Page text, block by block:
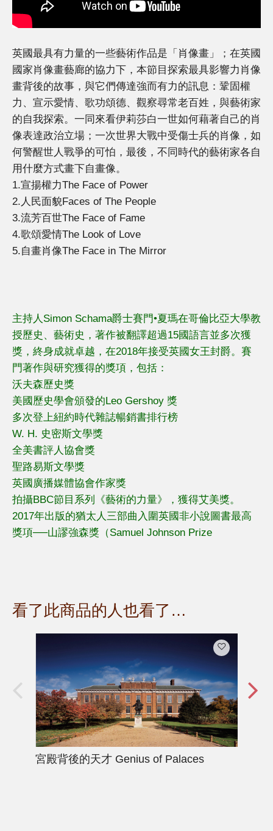
英國最具有力量的一些藝術作品是「肖像畫」；在英國
國家肖像畫藝廊的協力下，本節目探索最具影響力肖像
畫背後的故事，與它們傳達強而有力的訊息：鞏固權
力、宣示愛情、歌功頌德、觀察尋常老百姓，與藝術家
的自我探索。一同來看伊莉莎白一世如何藉著自己的肖
像表達政治立場；一次世界大戰中受傷士兵的肖像，如
何警醒世人戰爭的可怕，最後，不同時代的藝術家各自
用什麼方式畫下自畫像。
1.宣揚權力The Face of Power
2.人民面貌Faces of The People
3.流芳百世The Face of Fame
4.歌頌愛情The Look of Love
5.自畫肖像The Face in The Mirror
主持人Simon Schama爵士賽門•夏瑪在哥倫比亞大學教
授歷史、藝術史，著作被翻譯超過15國語言並多次獲
獎，終身成就卓越，在2018年接受英國女王封爵。賽
門著作與研究獲得的獎項，包括：
沃夫森歷史獎
美國歷史學會頒發的Leo Gershoy 獎
多次登上紐約時代雜誌暢銷書排行榜
W. H. 史密斯文學獎
全美書評人協會獎
聖路易斯文學獎
英國廣播媒體協會作家獎
拍攝BBC節目系列《藝術的力量》，獲得艾美獎。
2017年出版的猶太人三部曲入圍英國非小說圖書最高
獎項──山謬強森獎（Samuel Johnson Prize
看了此商品的人也看了…
宮殿背後的天才 Genius of Palaces